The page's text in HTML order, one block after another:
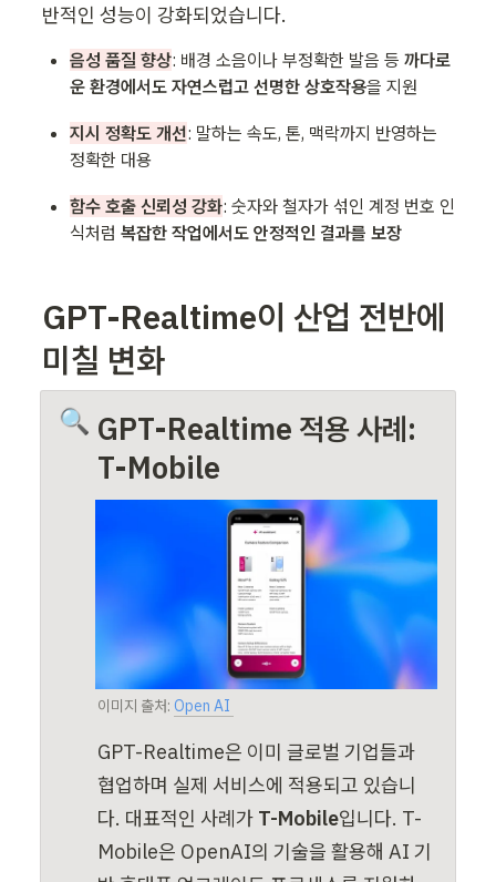
반적인 성능이 강화되었습니다.
음성 품질 향상: 배경 소음이나 부정확한 발음 등 까다로
운 환경에서도 자연스럽고 선명한 상호작용을 지원
지시 정확도 개선: 말하는 속도, 톤, 맥락까지 반영하는
정확한 대용
함수 호출 신뢰성 강화: 숫자와 철자가 섞인 계정 번호 인
식처럼 복잡한 작업에서도 안정적인 결과를 보장
GPT-Realtime이 산업 전반에
미칠 변화
🔍 GPT-Realtime 적용 사례:
T-Mobile
이미지 출처: Open AI
GPT-Realtime은 이미 글로벌 기업들과
협업하며 실제 서비스에 적용되고 있습니
다. 대표적인 사례가 T-Mobile입니다. T-
Mobile은 OpenAI의 기술을 활용해 AI 기